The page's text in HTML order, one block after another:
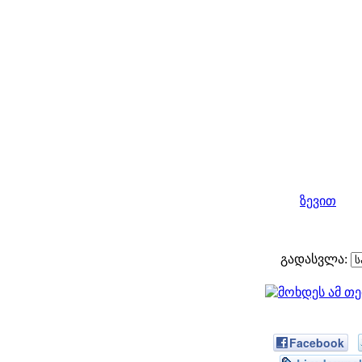
ზევით
გადასვლა:
Facebook